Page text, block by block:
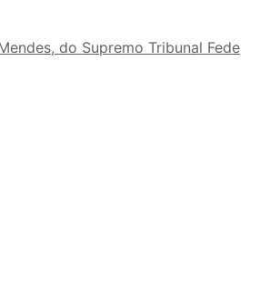
do Supremo Tribunal Fede